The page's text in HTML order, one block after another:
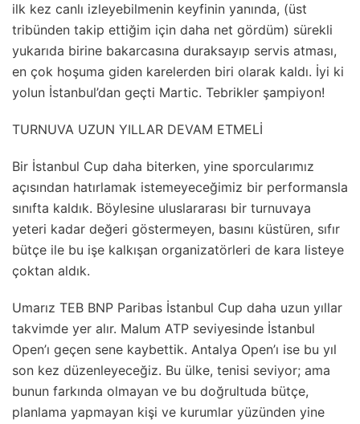
ilk kez canlı izleyebilmenin keyfinin yanında, (üst
tribünden takip ettiğim için daha net gördüm) sürekli
yukarıda birine bakarcasına duraksayıp servis atması,
en çok hoşuma giden karelerden biri olarak kaldı. İyi ki
yolun İstanbul’dan geçti Martic. Tebrikler şampiyon!
TURNUVA UZUN YILLAR DEVAM ETMELİ
Bir İstanbul Cup daha biterken, yine sporcularımız
açısından hatırlamak istemeyeceğimiz bir performansla
sınıfta kaldık. Böylesine uluslararası bir turnuvaya
yeteri kadar değeri göstermeyen, basını küstüren, sıfır
bütçe ile bu işe kalkışan organizatörleri de kara listeye
çoktan aldık.
Umarız TEB BNP Paribas İstanbul Cup daha uzun yıllar
takvimde yer alır. Malum ATP seviyesinde İstanbul
Open’ı geçen sene kaybettik. Antalya Open’ı ise bu yıl
son kez düzenleyeceğiz. Bu ülke, tenisi seviyor; ama
bunun farkında olmayan ve bu doğrultuda bütçe,
planlama yapmayan kişi ve kurumlar yüzünden yine